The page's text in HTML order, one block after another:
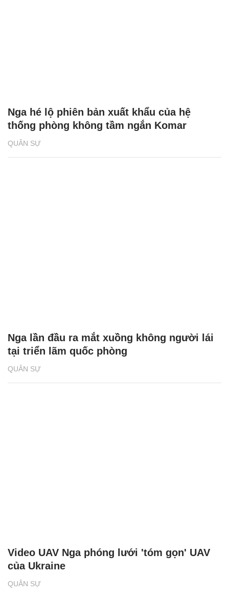
QUÂN SỰ
Nga hé lộ phiên bản xuất khẩu của hệ
thống phòng không tầm ngắn Komar
QUÂN SỰ
Nga lần đầu ra mắt xuồng không người lái
tại triển lãm quốc phòng
QUÂN SỰ
Video UAV Nga phóng lưới 'tóm gọn' UAV
của Ukraine